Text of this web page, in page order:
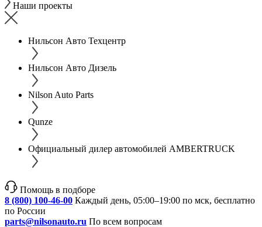
Наши проекты
Нильсон Авто Техцентр
Нильсон Авто Дизель
Nilson Auto Parts
Qunze
Официальный дилер автомобилей AMBERTRUCK
Помощь в подборе
8 (800) 100-46-00 Каждый день, 05:00–19:00 по мск, бесплатно
по России
parts@nilsonauto.ru По всем вопросам